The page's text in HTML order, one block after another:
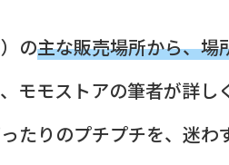
の主な販売場所から、場
モモストアの筆者が詳し
たりのプチプチを、迷わ